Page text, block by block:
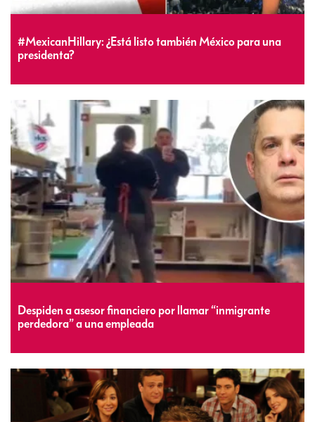
#MexicanHillary: ¿Está listo también México para una
presidenta?
Despiden a asesor financiero por llamar “inmigrante
perdedora” a una empleada